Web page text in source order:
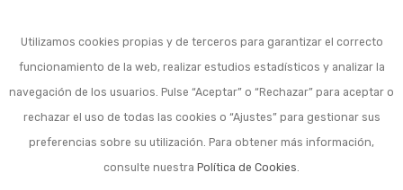
Utilizamos cookies propias y de terceros para garantizar el correcto
funcionamiento de la web, realizar estudios estadísticos y analizar la
navegación de los usuarios. Pulse “Aceptar” o “Rechazar” para aceptar o
rechazar el uso de todas las cookies o “Ajustes” para gestionar sus
preferencias sobre su utilización. Para obtener más información,
consulte nuestra Política de Cookies.
Camas y otros accesorios para mascotas
Casetas de perro y otros animales